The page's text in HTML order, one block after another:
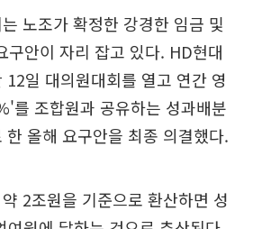
노조가 확정한 강경한 임금 및
구안이 자리 잡고 있다. HD현대
일 대의원대회를 열고 연간 영
를 조합원과 공유하는 성과배분
올해 요구안을 최종 의결했다.
2조원을 기준으로 환산하면 성